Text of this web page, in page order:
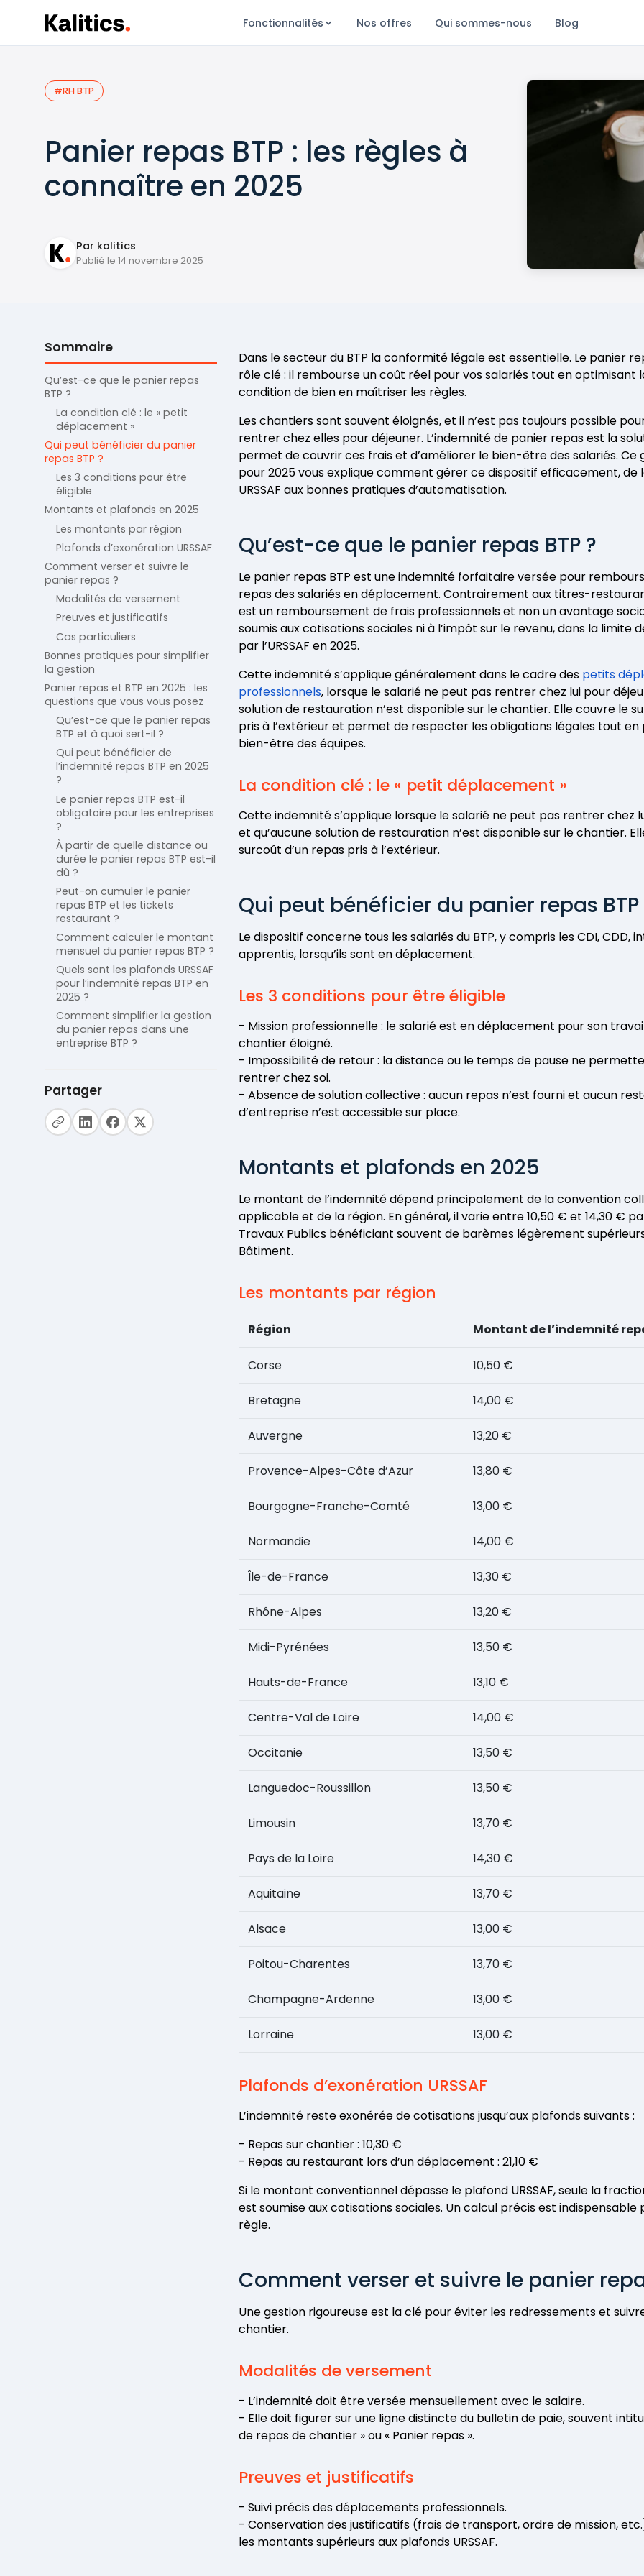
Fonctionnalités Nos offres Qui sommes-nous Blog
#RH BTP
Panier repas BTP : les règles à
connaître en 2025
Par kalitics
Publié le 14 novembre 2025
Sommaire
Qu’est-ce que le panier repas
BTP ?
La condition clé : le « petit
déplacement »
Qui peut bénéficier du panier
repas BTP ?
Les 3 conditions pour être
éligible
Montants et plafonds en 2025
Les montants par région
Plafonds d’exonération URSSAF
Comment verser et suivre le
panier repas ?
Modalités de versement
Preuves et justificatifs
Cas particuliers
Bonnes pratiques pour simplifier
la gestion
Panier repas et BTP en 2025 : les
questions que vous vous posez
Qu’est-ce que le panier repas
BTP et à quoi sert-il ?
Qui peut bénéficier de
l’indemnité repas BTP en 2025
?
Le panier repas BTP est-il
obligatoire pour les entreprises
?
À partir de quelle distance ou
durée le panier repas BTP est-il
dû ?
Peut-on cumuler le panier
repas BTP et les tickets
restaurant ?
Comment calculer le montant
mensuel du panier repas BTP ?
Quels sont les plafonds URSSAF
pour l’indemnité repas BTP en
2025 ?
Comment simplifier la gestion
du panier repas dans une
entreprise BTP ?
Partager
Dans le secteur du BTP la conformité légale est essentielle. Le panier
rôle clé : il rembourse un coût réel pour vos salariés tout en optimisant
condition de bien en maîtriser les règles.
Les chantiers sont souvent éloignés, et il n’est pas toujours possible
rentrer chez elles pour déjeuner. L’indemnité de panier repas est la
permet de couvrir ces frais et d’améliorer le bien-être des salariés. Ce
pour 2025 vous explique comment gérer ce dispositif efficacement,
URSSAF aux bonnes pratiques d’automatisation.
Qu’est-ce que le panier repas BTP ?
Le panier repas BTP est une indemnité forfaitaire versée pour
repas des salariés en déplacement. Contrairement aux titres-
est un remboursement de frais professionnels et non un avantage
soumis aux cotisations sociales ni à l’impôt sur le revenu, dans la limite
par l’URSSAF en 2025.
Cette indemnité s’applique généralement dans le cadre des petits
professionnels, lorsque le salarié ne peut pas rentrer chez lui pour
solution de restauration n’est disponible sur le chantier. Elle couvre le
pris à l’extérieur et permet de respecter les obligations légales tout
bien-être des équipes.
La condition clé : le « petit déplacement »
Cette indemnité s’applique lorsque le salarié ne peut pas rentrer chez
et qu’aucune solution de restauration n’est disponible sur le chantier.
surcoût d’un repas pris à l’extérieur.
Qui peut bénéficier du panier repas BTP
Le dispositif concerne tous les salariés du BTP, y compris les CDI, CDD,
apprentis, lorsqu’ils sont en déplacement.
Les 3 conditions pour être éligible
- Mission professionnelle : le salarié est en déplacement pour son
chantier éloigné.
- Impossibilité de retour : la distance ou le temps de pause ne
rentrer chez soi.
- Absence de solution collective : aucun repas n’est fourni et aucun
d’entreprise n’est accessible sur place.
Montants et plafonds en 2025
Le montant de l’indemnité dépend principalement de la convention
applicable et de la région. En général, il varie entre 10,50 € et 14,30 €
Travaux Publics bénéficiant souvent de barèmes légèrement
Bâtiment.
Les montants par région
Région Montant de l’indemnité
Corse 10,50 €
Bretagne 14,00 €
Auvergne 13,20 €
Provence-Alpes-Côte d’Azur 13,80 €
Bourgogne-Franche-Comté 13,00 €
Normandie 14,00 €
Île-de-France 13,30 €
Rhône-Alpes 13,20 €
Midi-Pyrénées 13,50 €
Hauts-de-France 13,10 €
Centre-Val de Loire 14,00 €
Occitanie 13,50 €
Languedoc-Roussillon 13,50 €
Limousin 13,70 €
Pays de la Loire 14,30 €
Aquitaine 13,70 €
Alsace 13,00 €
Poitou-Charentes 13,70 €
Champagne-Ardenne 13,00 €
Lorraine 13,00 €
Plafonds d’exonération URSSAF
L’indemnité reste exonérée de cotisations jusqu’aux plafonds suivants :
- Repas sur chantier : 10,30 €
- Repas au restaurant lors d’un déplacement : 21,10 €
Si le montant conventionnel dépasse le plafond URSSAF, seule la
est soumise aux cotisations sociales. Un calcul précis est
règle.
Comment verser et suivre le panier
Une gestion rigoureuse est la clé pour éviter les redressements et
chantier.
Modalités de versement
- L’indemnité doit être versée mensuellement avec le salaire.
- Elle doit figurer sur une ligne distincte du bulletin de paie, souvent
de repas de chantier » ou « Panier repas ».
Preuves et justificatifs
- Suivi précis des déplacements professionnels.
- Conservation des justificatifs (frais de transport, ordre de mission,
les montants supérieurs aux plafonds URSSAF.